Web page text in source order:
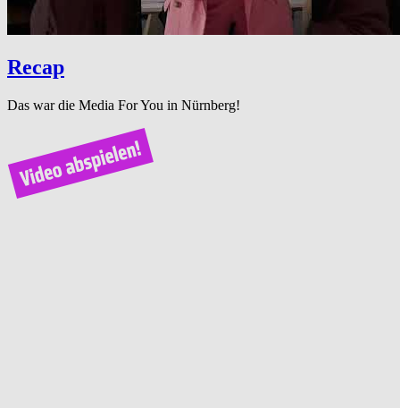
Recap
Das war die Media For You in Nürnberg!